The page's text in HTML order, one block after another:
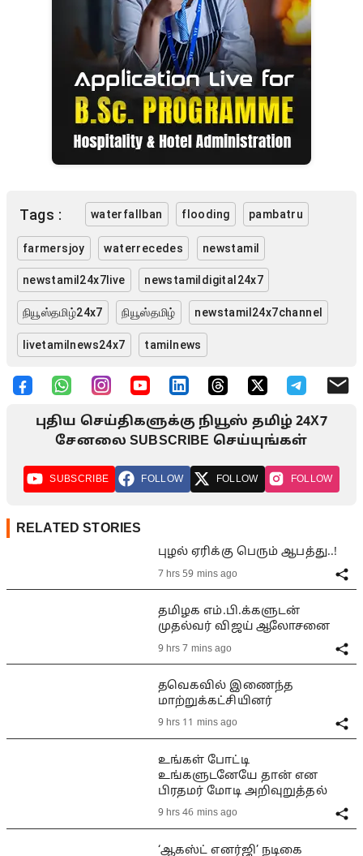
Tags : waterfallban flooding pambatru
farmersjoy waterrecedes newstamil
newstamil24x7live newstamildigital24x7
நியூஸ்தமிழ்24x7 நியூஸ்தமிழ் newstamil24x7channel
livetamilnews24x7 tamilnews
புதிய செய்திகளுக்கு நியூஸ் தமிழ் 24X7
சேனலை SUBSCRIBE செய்யுங்கள்
SUBSCRIBE FOLLOW FOLLOW FOLLOW
RELATED STORIES
புழல் ஏரிக்கு பெரும் ஆபத்து..!
7 hrs 59 mins ago
தமிழக எம்.பி.க்களுடன்
முதல்வர் விஜய் ஆலோசனை
9 hrs 7 mins ago
தவெகவில் இணைந்த
மாற்றுக்கட்சியினர்
9 hrs 11 mins ago
உங்கள் போட்டி
உங்களுடனேயே தான் என
பிரதமர் மோடி அறிவுறுத்தல்
9 hrs 46 mins ago
‘ஆகஸ்ட் எனர்ஜி’ நடிகை